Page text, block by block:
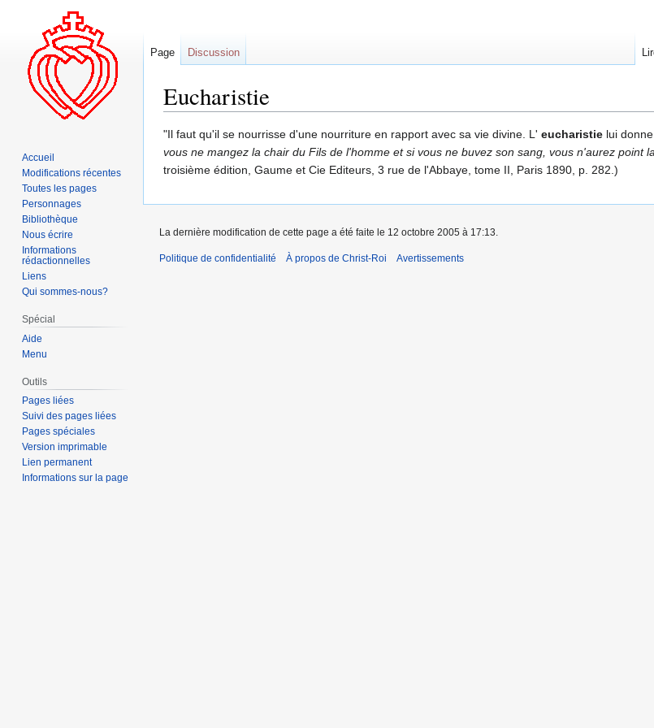
Eucharistie
Aller
à
la
Aller
à
la
"Il faut qu'il se nourrisse d'une nourriture en rapport avec sa vie divine. L' eucharistie lui
vous ne mangez la chair du Fils de l'homme et si vous ne buvez son sang, vous n'aurez point
troisième édition, Gaume et Cie Editeurs, 3 rue de l'Abbaye, tome II, Paris 1890, p. 282.)
Page Discussion
Accueil
Modifications récentes
Toutes les pages
Personnages
Bibliothèque
Nous écrire
Informations
rédactionnelles
Liens
Qui sommes-nous?
Spécial
Aide
Menu
Outils
Pages liées
Suivi des pages liées
Pages spéciales
Version imprimable
Lien permanent
Informations sur la page
La dernière modification de cette page a été faite le 12 octobre 2005 à 17:13.
Politique de confidentialité À propos de Christ-Roi Avertissements